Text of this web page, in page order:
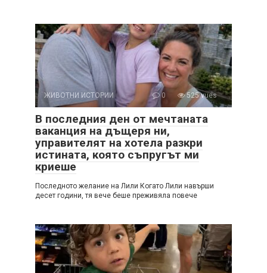
ЖИВОТНИ ИСТОРИИ 0 525 vues
В последния ден от мечтаната
ваканция на дъщеря ни,
управителят на хотела разкри
истината, която съпругът ми
криеше
Последното желание на Лили Когато Лили навърши
десет години, тя вече беше преживяла повече